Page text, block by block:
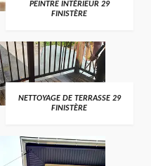
PEINTRE INTÉRIEUR 29
FINISTÈRE
NETTOYAGE DE TERRASSE 29
FINISTÈRE